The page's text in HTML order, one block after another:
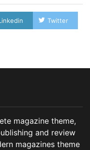
Twitter
magazine theme,
and review
magazines theme